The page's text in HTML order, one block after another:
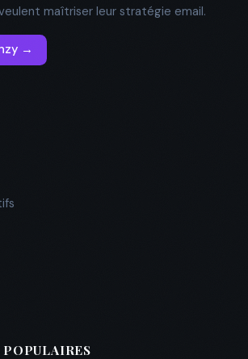
maîtriser leur stratégie email.
→